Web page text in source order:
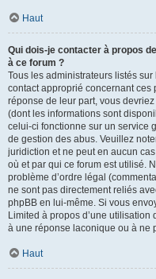
Haut
Qui dois-je contacter à propos
à ce forum ?
Tous les administrateurs listés
contact approprié concernant ces
réponse de leur part, vous
(dont les informations sont
celui-ci fonctionne sur un service
de gestion des abus. Veuillez
juridiction et ne peut en aucun
où et par qui ce forum est utilisé.
problème d’ordre légal
ne sont pas directement reliés
phpBB en lui-même. Si vous
Limited à propos d’une
à une réponse laconique ou à ne
Haut